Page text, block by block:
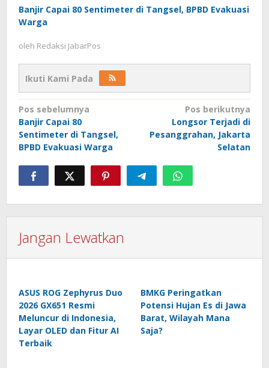
Banjir Capai 80 Sentimeter di Tangsel, BPBD Evakuasi
Warga
oleh Redaksi JabarPos
Ikuti Kami Pada
Navigasi
pos
Pos sebelumnya
Banjir Capai 80
Sentimeter di Tangsel,
BPBD Evakuasi Warga
Pos berikutnya
Longsor Terjadi di
Pesanggrahan, Jakarta
Selatan
Jangan Lewatkan
ASUS ROG Zephyrus Duo
2026 GX651 Resmi
Meluncur di Indonesia,
Layar OLED dan Fitur AI
Terbaik
BMKG Peringatkan
Potensi Hujan Es di Jawa
Barat, Wilayah Mana
Saja?